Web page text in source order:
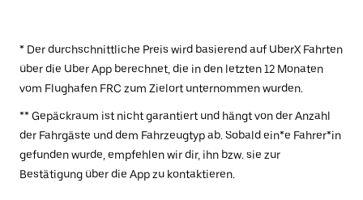
* Der durchschnittliche Preis wird basierend auf UberX Fahrten
über die Uber App berechnet, die in den letzten 12 Monaten
vom Flughafen FRC zum Zielort unternommen wurden.
** Gepäckraum ist nicht garantiert und hängt von der Anzahl
der Fahrgäste und dem Fahrzeugtyp ab. Sobald ein*e Fahrer*in
gefunden wurde, empfehlen wir dir, ihn bzw. sie zur
Bestätigung über die App zu kontaktieren.